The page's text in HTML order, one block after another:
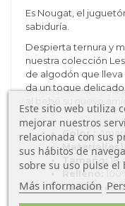
Es Nougat, el
sabiduría.
Despierta ternura y
nuestra colección
de algodón que
da un toque delicado
Color :
Material(es):
Tamaño:
18
Relleno:
Lavable en
Este sitio web utiliza
mejorar nuestros
relacionada con sus
sus hábitos de
sobre su uso pulse el
Más información